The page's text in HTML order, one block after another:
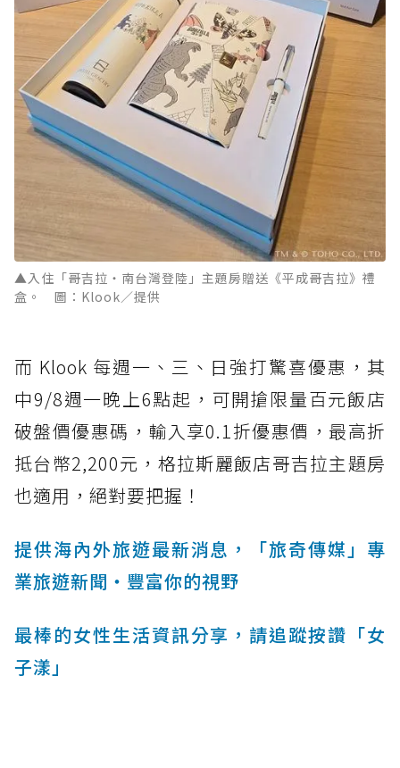
▲入住「哥吉拉・南台灣登陸」主題房贈送《平成哥吉拉》禮
盒。 圖：Klook／提供
而 Klook 每週一、三、日強打驚喜優惠，其
中9/8週一晚上6點起，可開搶限量百元飯店
破盤價優惠碼，輸入享0.1折優惠價，最高折
抵台幣2,200元，格拉斯麗飯店哥吉拉主題房
也適用，絕對要把握！
提供海內外旅遊最新消息，「旅奇傳媒」專
業旅遊新聞‧豐富你的視野
最棒的女性生活資訊分享，請追蹤按讚「女
子漾」